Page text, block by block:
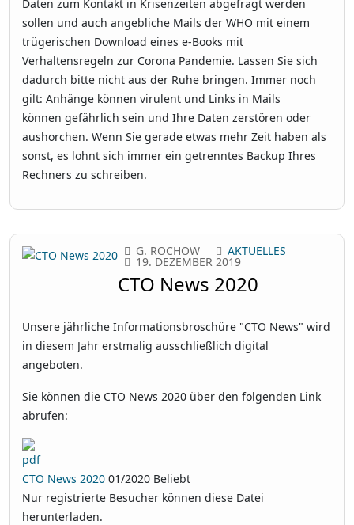
Daten zum Kontakt in Krisenzeiten abgefragt werden
sollen und auch angebliche Mails der WHO mit einem
trügerischen Download eines e-Books mit
Verhaltensregeln zur Corona Pandemie. Lassen Sie sich
dadurch bitte nicht aus der Ruhe bringen. Immer noch
gilt: Anhänge können virulent und Links in Mails
können gefährlich sein und Ihre Daten zerstören oder
aushorchen. Wenn Sie gerade etwas mehr Zeit haben als
sonst, es lohnt sich immer ein getrenntes Backup Ihres
Rechners zu schreiben.
G. ROCHOW AKTUELLES
19. DEZEMBER 2019
CTO News 2020
Unsere jährliche Informationsbroschüre "CTO News" wird
in diesem Jahr erstmalig ausschließlich digital
angeboten.
Sie können die CTO News 2020 über den folgenden Link
abrufen:
CTO News 2020 01/2020 Beliebt
Nur registrierte Besucher können diese Datei
herunterladen.